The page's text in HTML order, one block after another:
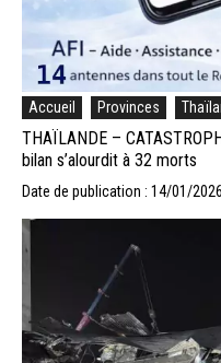
Accueil Provinces
THAÏLANDE –
bilan s’alourdit à 32 morts
Date de publication : 14/01/2026